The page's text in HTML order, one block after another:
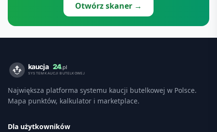
Otwórz skaner →
Największa platforma systemu kaucji butelkowej w Polsce.
Mapa punktów, kalkulator i marketplace.
Dla użytkowników